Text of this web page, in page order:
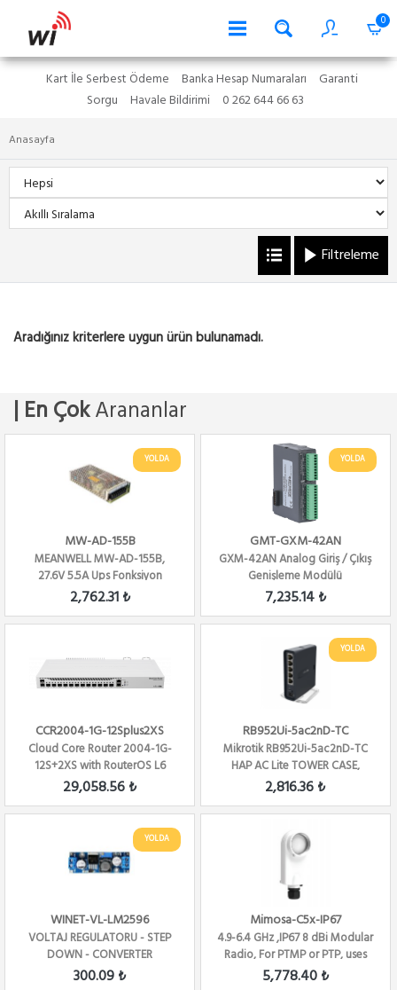
0
Kart İle Serbest Ödeme Banka Hesap Numaraları
Garanti
Sorgu
Havale Bildirimi 0 262 644 66 63
Anasayfa
Filtreleme
Aradığınız kriterlere uygun ürün bulunamadı.
| En ÇokArananlar
YOLDA
MW-AD-155B
MEANWELL MW-AD-155B,
27.6V 5.5A Ups Fonksiyon
2,762.31 ₺
YOLDA
GMT-GXM-42AN
GXM-42AN Analog Giriş / Çıkış
Genişleme Modülü
7,235.14 ₺
CCR2004-1G-12Splus2XS
Cloud Core Router 2004-1G-
12S+2XS with RouterOS L6
license Firew...
29,058.56 ₺
YOLDA
RB952Ui-5ac2nD-TC
Mikrotik RB952Ui-5ac2nD-TC
HAP AC Lite TOWER CASE,
5xLAN, L4 , 2.4...
2,816.36 ₺
YOLDA
WINET-VL-LM2596
VOLTAJ REGULATORU - STEP
DOWN - CONVERTER
KLEMENSLI
300.09 ₺
Mimosa-C5x-IP67
4.9-6.4 GHz ,IP67 8 dBi Modular
Radio, For PTMP or PTP, uses
N5-X...
5,778.40 ₺